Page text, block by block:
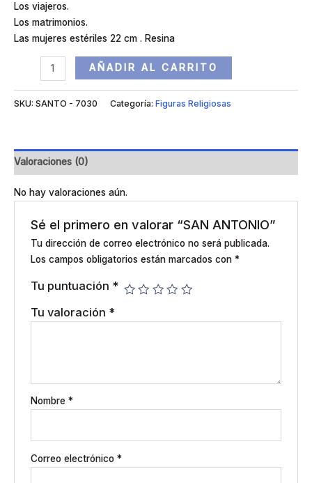
Los viajeros.
Los matrimonios.
Las mujeres estériles 22 cm . Resina
AÑADIR AL CARRITO
SKU: SANTO - 7030 Categoría: Figuras Religiosas
Valoraciones (0)
No hay valoraciones aún.
Sé el primero en valorar “SAN ANTONIO”
Tu dirección de correo electrónico no será publicada.
Los campos obligatorios están marcados con *
Tu puntuación *
Tu valoración *
Nombre *
Correo electrónico *